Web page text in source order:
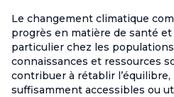
Le changement climatique
progrès en matière de santé
particulier chez les
connaissances et ressources
contribuer à rétablir
suffisamment accessibles ou